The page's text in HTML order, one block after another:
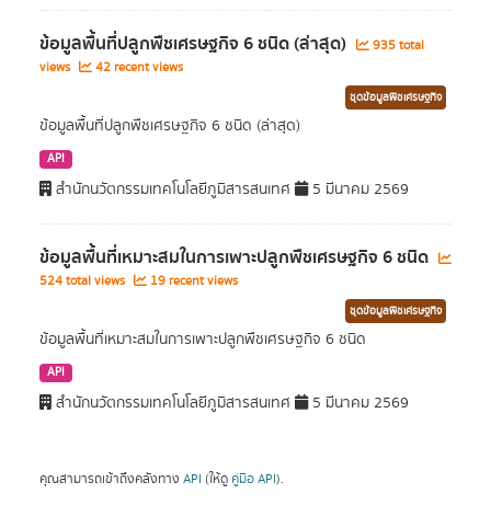
ข้อมูลพื้นที่ปลูกพืชเศรษฐกิจ 6 ชนิด (ล่าสุด)
935 total
views
42 recent views
ชุดข้อมูลพืชเศรษฐกิจ
ข้อมูลพื้นที่ปลูกพืชเศรษฐกิจ 6 ชนิด (ล่าสุด)
API
สำนักนวัตกรรมเทคโนโลยีภูมิสารสนเทศ 5 มีนาคม 2569
ข้อมูลพื้นที่เหมาะสมในการเพาะปลูกพืชเศรษฐกิจ 6 ชนิด
524 total views 19 recent views
ชุดข้อมูลพืชเศรษฐกิจ
ข้อมูลพื้นที่เหมาะสมในการเพาะปลูกพืชเศรษฐกิจ 6 ชนิด
API
สำนักนวัตกรรมเทคโนโลยีภูมิสารสนเทศ 5 มีนาคม 2569
คุณสามารถเข้าถึงคลังทาง API (ให้ดู คู่มือ API).